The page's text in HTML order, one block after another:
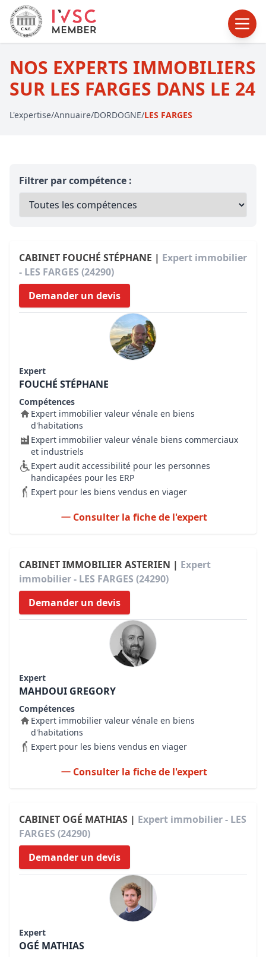
NOS EXPERTS IMMOBILIERS
SUR LES FARGES DANS LE 24
L'expertise/Annuaire/DORDOGNE/LES FARGES
Filtrer par compétence :
CABINET FOUCHÉ STÉPHANE | Expert immobilier
- LES FARGES (24290)
Demander un devis
Expert
FOUCHÉ STÉPHANE
Compétences
Expert immobilier valeur vénale en biens
d'habitations
Expert immobilier valeur vénale biens commerciaux
et industriels
Expert audit accessibilité pour les personnes
handicapées pour les ERP
Expert pour les biens vendus en viager
Consulter la fiche de l'expert
CABINET IMMOBILIER ASTERIEN | Expert
immobilier - LES FARGES (24290)
Demander un devis
Expert
MAHDOUI GREGORY
Compétences
Expert immobilier valeur vénale en biens
d'habitations
Expert pour les biens vendus en viager
Consulter la fiche de l'expert
CABINET OGÉ MATHIAS | Expert immobilier - LES
FARGES (24290)
Demander un devis
Expert
OGÉ MATHIAS